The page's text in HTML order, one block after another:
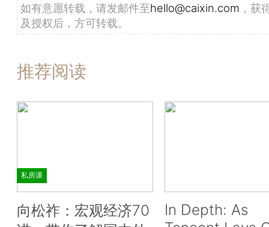
如有意愿转载，请发邮件至hello@caixin.com ，获
及授权后，方可转载。
推荐阅读
私房课
向松祚：宏观经济70
In Depth: As